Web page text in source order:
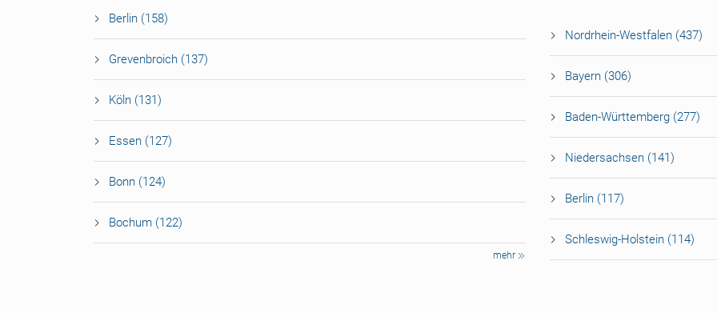
Berlin (158)
Grevenbroich (137)
Köln (131)
Essen (127)
Bonn (124)
Bochum (122)
mehr
Nordrhein-Westfalen (437)
Bayern (306)
Baden-Württemberg (277)
Niedersachsen (141)
Berlin (117)
Schleswig-Holstein (114)